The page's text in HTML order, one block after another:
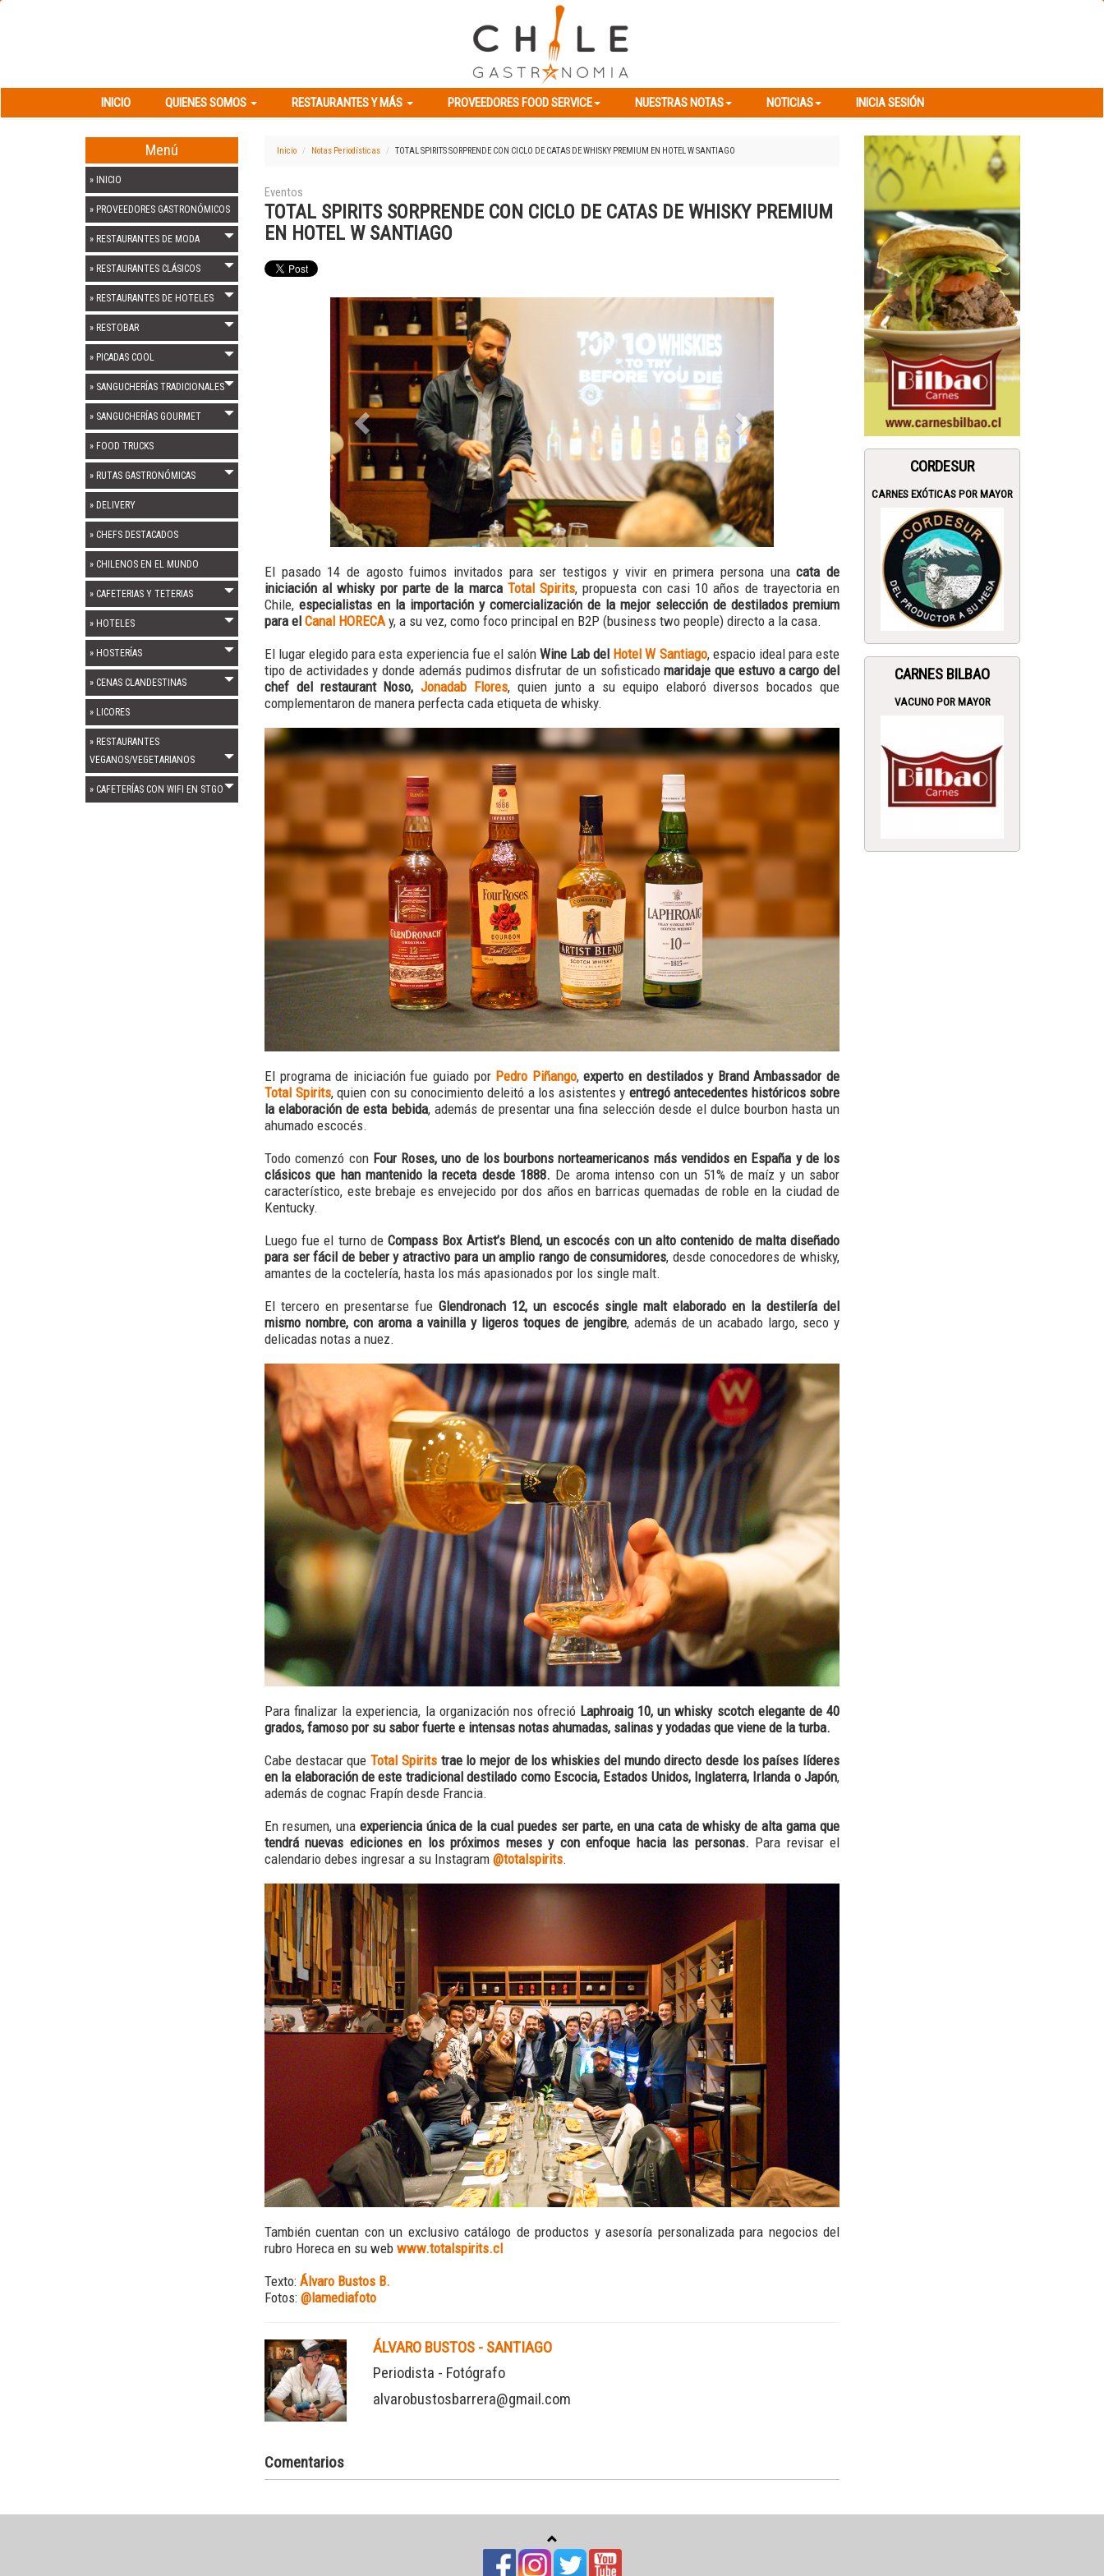
INICIO QUIENES SOMOS RESTAURANTES Y MÁS PROVEEDORES FOOD SERVICE NUESTRAS NOTAS NOTICIAS INICIA SESIÓN
PROVEEDORES FOOD SERVICE
Menú
» INICIO
» PROVEEDORES GASTRONÓMICOS
» RESTAURANTES DE MODA
» RESTAURANTES CLÁSICOS
» RESTAURANTES DE HOTELES
» RESTOBAR
» PICADAS COOL
» SANGUCHERÍAS TRADICIONALES
» SANGUCHERÍAS GOURMET
» FOOD TRUCKS
» RUTAS GASTRONÓMICAS
» DELIVERY
» CHEFS DESTACADOS
» CHILENOS EN EL MUNDO
» CAFETERIAS Y TETERIAS
» HOTELES
» HOSTERÍAS
» CENAS CLANDESTINAS
» LICORES
» RESTAURANTES
VEGANOS/VEGETARIANOS
» CAFETERÍAS CON WIFI EN STGO
Inicio Notas Periodísticas TOTAL SPIRITS SORPRENDE CON CICLO DE CATAS DE WHISKY PREMIUM EN HOTEL W SANTIAGO
Eventos
TOTAL SPIRITS SORPRENDE CON CICLO DE CATAS DE WHISKY PREMIUM
EN HOTEL W SANTIAGO
Previous Next
El pasado 14 de agosto fuimos invitados para ser testigos y vivir en primera persona unacata de
iniciación al whisky por parte de la marca Total Spirits, propuesta con casi 10 años de trayectoria en
Chile, especialistas en la importación y comercialización de la mejor selección de destilados premium
para el Canal HORECA y, a su vez, como foco principal en B2P (business two people) directo a la casa.
El lugar elegido para esta experiencia fue el salón Wine Lab del Hotel W Santiago, espacio ideal para este
tipo de actividades y donde además pudimos disfrutar de un sofisticadomaridaje que estuvo a cargo del
chef del restaurant Noso,Jonadab Flores, quien junto a su equipo elaboró diversos bocados que
complementaron de manera perfecta cada etiqueta de whisky.
El programa de iniciación fue guiado por Pedro Piñango,experto en destilados y Brand Ambassador de
Total Spirits, quien con su conocimiento deleitó a los asistentes y entregó antecedentes históricos sobre
la elaboración de esta bebida, además de presentar una fina selección desde el dulce bourbon hasta un
ahumado escocés.
Todo comenzó con Four Roses, uno de los bourbons norteamericanos más vendidos en España y de los
clásicos que han mantenido la receta desde 1888. De aroma intenso con un 51% de maíz y un sabor
característico, este brebaje es envejecido por dos años en barricas quemadas de roble en la ciudad de
Kentucky.
Luego fue el turno deCompass Box Artist’s Blend, un escocés con un alto contenido de malta diseñado
para ser fácil de beber y atractivo para un amplio rango de consumidores, desde conocedores de whisky,
amantes de la coctelería, hasta los más apasionados por los single malt.
El tercero en presentarse fueGlendronach 12, un escocés single malt elaborado en la destilería del
mismo nombre, con aroma a vainilla y ligeros toques de jengibre, además de un acabado largo, seco y
delicadas notas a nuez.
Para finalizar la experiencia, la organización nos ofreció Laphroaig 10, un whisky scotch elegante de 40
grados, famoso por su sabor fuerte e intensas notas ahumadas, salinas y yodadas que viene de la turba.
Cabe destacar queTotal Spirits trae lo mejor de los whiskies del mundo directo desde los países líderes
en la elaboración de este tradicional destilado como Escocia, Estados Unidos, Inglaterra, Irlanda o Japón,
además de cognac Frapín desde Francia.
En resumen, una experiencia única de la cual puedes ser parte, en una cata de whisky de alta gama que
tendrá nuevas ediciones en los próximos meses y con enfoque hacia las personas. Para revisar el
calendario debes ingresar a su Instagram @totalspirits.
También cuentan con un exclusivo catálogo de productos y asesoría personalizada para negocios del
rubro Horeca en su web www.totalspirits.cl
Texto: Álvaro Bustos B.
Fotos: @lamediafoto
ÁLVARO BUSTOS - SANTIAGO
Periodista - Fotógrafo
alvarobustosbarrera@gmail.com
Comentarios
CORDESUR
CARNES EXÓTICAS POR MAYOR
CARNES BILBAO
VACUNO POR MAYOR